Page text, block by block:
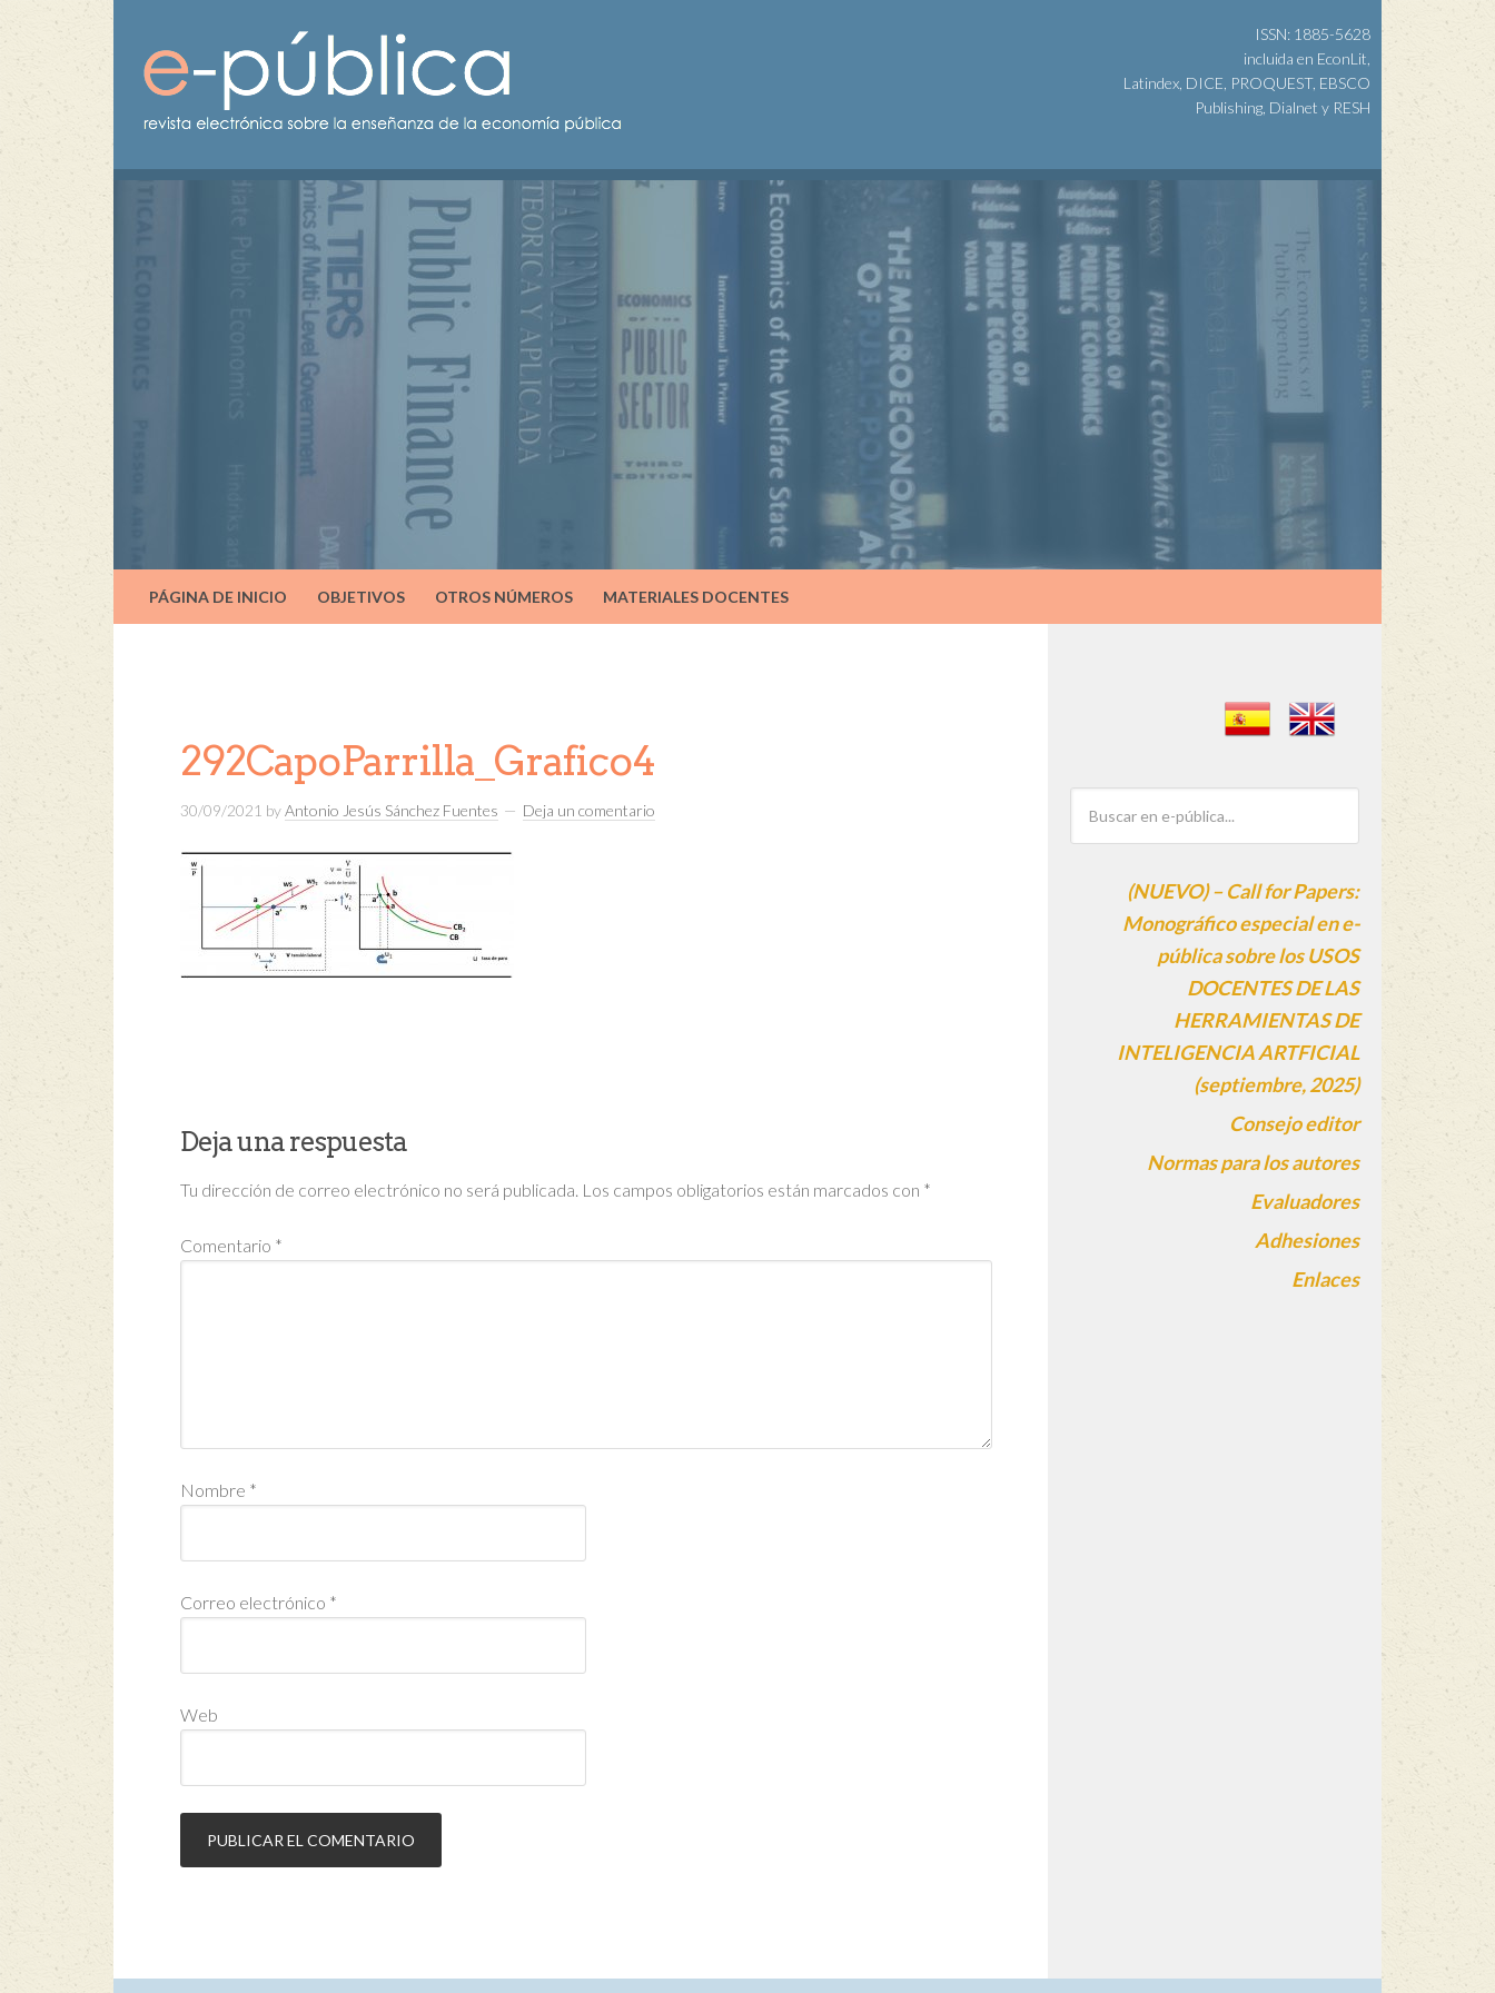
ISSN: 1885-5628
incluida en EconLit,
Latindex, DICE, PROQUEST, EBSCO
Publishing, Dialnet y RESH
PÁGINA DE INICIO OBJETIVOS OTROS NÚMEROS MATERIALES DOCENTES
292CapoParrilla_Grafico4
30/09/2021 byAntonio Jesús Sánchez Fuentes Deja un comentario
Deja una respuesta
Tu dirección de correo electrónico no será publicada. Los campos obligatorios están marcados con *
Comentario *
Nombre *
Correo electrónico *
Web
(NUEVO) – Call for Papers:
Monográfico especial en e-
pública sobre los USOS
DOCENTES DE LAS
HERRAMIENTAS DE
INTELIGENCIA ARTFICIAL
(septiembre, 2025)
Consejo editor
Normas para los autores
Evaluadores
Adhesiones
Enlaces